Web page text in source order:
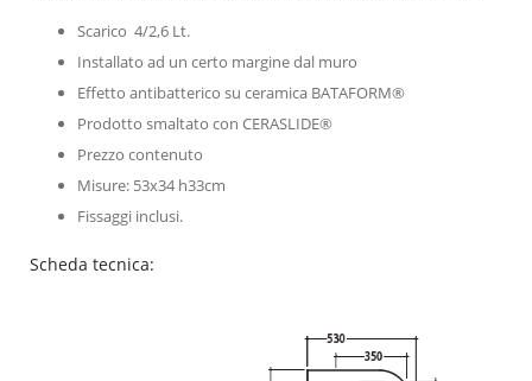
Scarico 4/2,6 Lt.
Installato ad un certo margine dal muro
Effetto antibatterico su ceramica BATAFORM®
Prodotto smaltato con CERASLIDE®
Prezzo contenuto
Misure: 53x34 h33cm
Fissaggi inclusi.
Scheda tecnica: